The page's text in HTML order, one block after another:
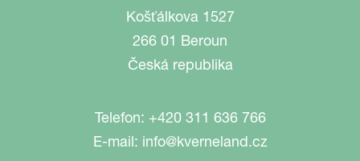
Košťálkova 1527
266 01 Beroun
Česká republika
Telefon: +420 311 636 766
E-mail: info@kverneland.cz